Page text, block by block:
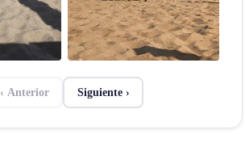
‹ Anterior Siguiente ›